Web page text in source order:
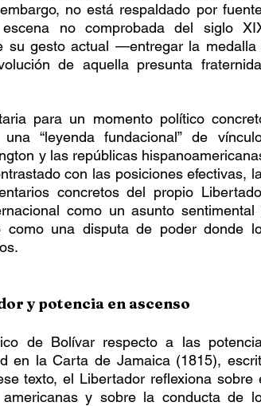
no está respaldado por
no comprobada del siglo
su gesto actual —entregar la medalla
de aquella presunta
para un momento político
“leyenda fundacional” de
y las repúblicas
con las posiciones efectivas,
concretos del propio
como un asunto sentimental
como una disputa de poder donde
y potencia en ascenso
de Bolívar respecto a las
en la Carta de Jamaica (1815),
texto, el Libertador reflexiona sobre
y sobre la conducta de